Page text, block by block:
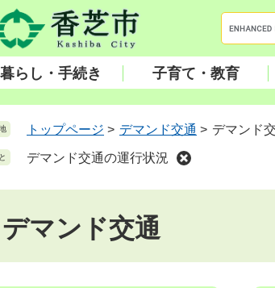
ー
ワ
ー
索
暮らし・手続き 子育て・教育
トップページ > デマンド交通 > デマンド
デマンド交通の運行状況
デマンド交通